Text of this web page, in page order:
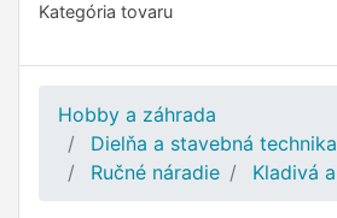
Kategória tovaru
Hobby a záhrada
Dielňa a stavebná technika
Ručné náradie
Kladivá